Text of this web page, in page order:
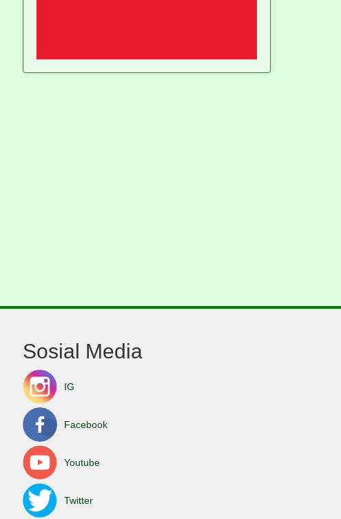
Sosial Media
IG
Facebook
Youtube
Twitter